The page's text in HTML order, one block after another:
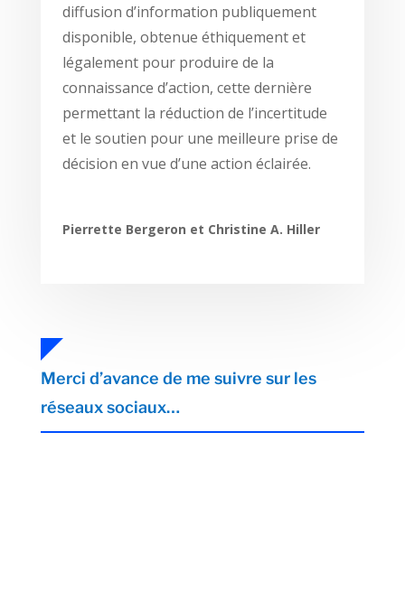
diffusion d’information publiquement
disponible, obtenue éthiquement et
légalement pour produire de la
connaissance d’action, cette dernière
permettant la réduction de l’incertitude
et le soutien pour une meilleure prise de
décision en vue d’une action éclairée.
Pierrette Bergeron et Christine A. Hiller
Merci d’avance de me suivre sur les
réseaux sociaux…